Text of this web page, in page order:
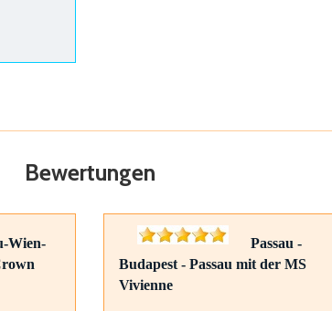
Bewertungen
Wien-
Passau -
Budapest - Passau mit der MS
Vivienne